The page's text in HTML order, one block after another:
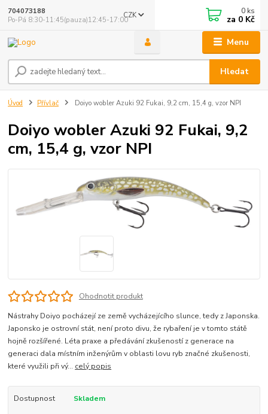
Menu
CZK
Hledat
704073188
Po-Pá 8:30-11:45(pauza)12:45-17:00
0 ks
za 0 Kč
Úvod Přívlač Doiyo wobler Azuki 92 Fukai, 9,2 cm, 15,4 g, vzor NPI
Doiyo wobler Azuki 92 Fukai, 9,2
cm, 15,4 g, vzor NPI
Ohodnotit produkt
Nástrahy Doiyo pocházejí ze země vycházejícího slunce, tedy z Japonska.
Japonsko je ostrovní stát, není proto divu, že rybaření je v tomto státě
hojně rozšířené. Léta praxe a předávání zkušeností z generace na
generaci dala místním inženýrům v oblasti lovu ryb značné zkušenosti,
které využili při vý... celý popis
Dostupnost Skladem